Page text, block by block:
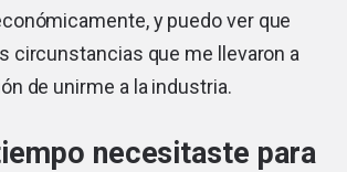
y puedo ver que
circunstancias que me llevaron a
de unirme a la industria.
necesitaste para